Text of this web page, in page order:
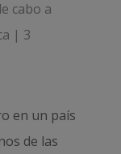
cabo a
| 3
en un país
de las